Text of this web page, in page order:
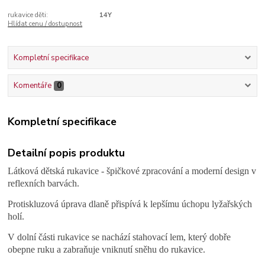
rukavice děti:
14Y
Hlídat cenu / dostupnost
Kompletní specifikace
Komentáře 0
Kompletní specifikace
Detailní popis produktu
Látková dětská rukavice - špičkové zpracování a moderní design v
reflexních barvách.
Protiskluzová úprava dlaně přispívá k lepšímu úchopu lyžařských
holí.
V dolní části rukavice se nachází stahovací lem, který dobře
obepne ruku a zabraňuje vniknutí sněhu do rukavice.